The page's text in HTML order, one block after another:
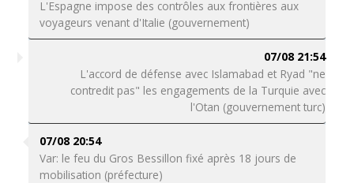
L'Espagne impose des contrôles aux frontières aux
voyageurs venant d'Italie (gouvernement)
07/08 21:54
L'accord de défense avec Islamabad et Ryad "ne
contredit pas" les engagements de la Turquie avec
l'Otan (gouvernement turc)
07/08 20:54
Var: le feu du Gros Bessillon fixé après 18 jours de
mobilisation (préfecture)